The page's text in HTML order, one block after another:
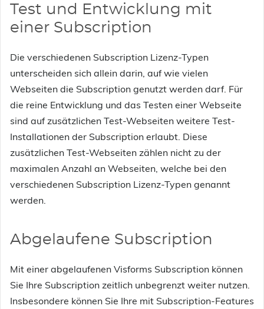
Test und Entwicklung mit
einer Subscription
Die verschiedenen Subscription Lizenz-Typen
unterscheiden sich allein darin, auf wie vielen
Webseiten die Subscription genutzt werden darf. Für
die reine Entwicklung und das Testen einer Webseite
sind auf zusätzlichen Test-Webseiten weitere Test-
Installationen der Subscription erlaubt. Diese
zusätzlichen Test-Webseiten zählen nicht zu der
maximalen Anzahl an Webseiten, welche bei den
verschiedenen Subscription Lizenz-Typen genannt
werden.
Abgelaufene Subscription
Mit einer abgelaufenen Visforms Subscription können
Sie Ihre Subscription zeitlich unbegrenzt weiter nutzen.
Insbesondere können Sie Ihre mit Subscription-Features